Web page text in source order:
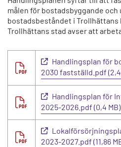
målen för bostadsbyggande
bostadsbeståndet i
Trollhättans stad avser att
Handlingsplan för
2030 fastställd.pdf
Handlingsplan för
2025-2026.pdf (0,4 MB)
2023-2027.pdf (11,86